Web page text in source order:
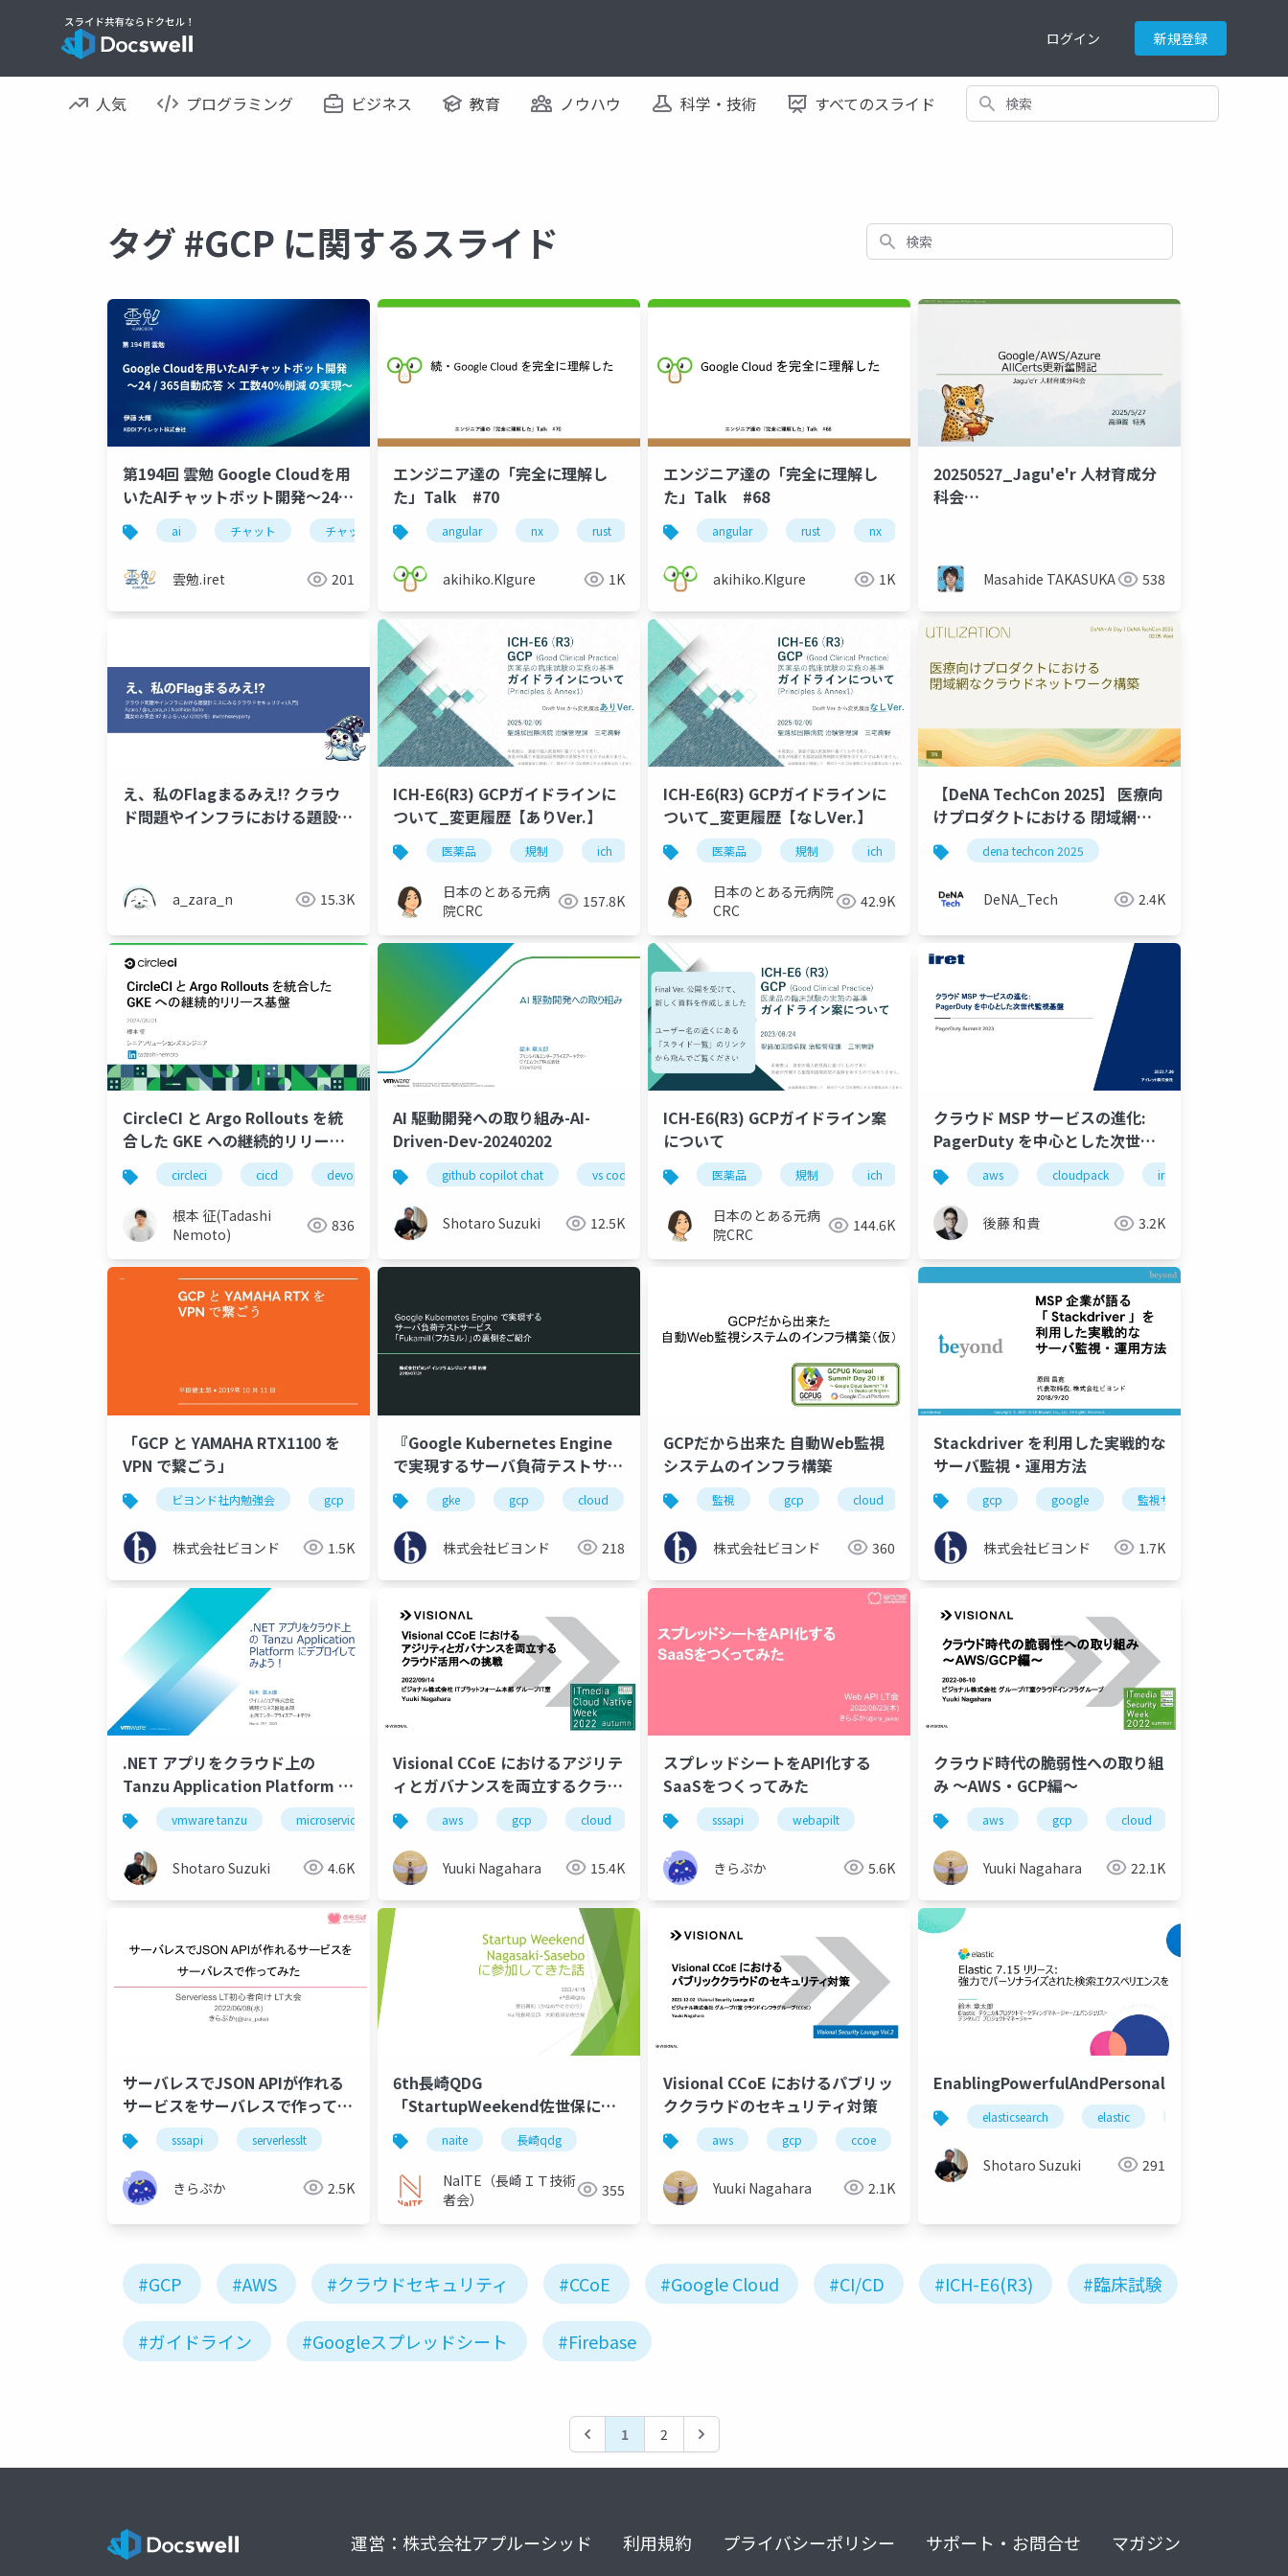
ログイン 新規登録
人気 プログラミング ビジネス 教育 ノウハウ 科学・技術 すべてのスライド 検索
タグ #GCP に関するスライド 検索
第194回 雲勉 Google Cloudを用
いたAIチャットボット開発〜24 /
365自動応答 × 工数40%削減 の
実現〜
ai チャット チャットbot chatbot ノウハウ googlecloud gcp 改善
雲勉.iret 201
エンジニア達の「完全に理解し
た」Talk #70
angular nx rust gcp firebase
akihiko.KIgure 1K
エンジニア達の「完全に理解し
た」Talk #68
angular rust nx
akihiko.KIgure 1K
20250527_Jagu'e'r 人材育成分
科会
Masahide TAKASUKA 538
え、私のFlagまるみえ!? クラウ
ド問題やインフラにおける題設計
いん! (2025冬)
a_zara_n 15.3K
ICH-E6(R3) GCPガイドラインに
ついて_変更履歴【ありVer.】
医薬品 規制 ich gcp 臨床試験 ガイドライン
日本のとある元病
院CRC
157.8K
ICH-E6(R3) GCPガイドラインに
ついて_変更履歴【なしVer.】
医薬品 規制 ich gcp 臨床試験 ガイドライン
日本のとある元病院
CRC
42.9K
【DeNA TechCon 2025】 医療向
けプロダクトにおける 閉域網な
クラウドネットワーク構築
dena techcon 2025
DeNA_Tech 2.4K
CircleCI と Argo Rollouts を統
合した GKE への継続的リリース
基盤
circleci cicd devops kubernetes gcp gke
根本 征(Tadashi
Nemoto)
836
AI 駆動開発への取り組み-AI-
Driven-Dev-20240202
github copilot chat vs code gen ai postman locofy.ai uizard figma react
Shotaro Suzuki 12.5K
ICH-E6(R3) GCPガイドライン案
について
医薬品 規制 ich gcp 臨床試験 ガイドライン
日本のとある元病
院CRC
144.6K
クラウド MSP サービスの進化:
PagerDuty を中心とした次世代
監視基盤aws cloudpack iret
後藤 和貴 3.2K
「GCP と YAMAHA RTX1100 を
VPN で繋ごう」
ビヨンド社内勉強会 gcp
株式会社ビヨンド 1.5K
『Google Kubernetes Engine
で実現するサーバ負荷テストサー
ビス「Fukamill（フカミル）」
の裏側をご紹介』
gke gcp cloud
株式会社ビヨンド 218
GCPだから出来た 自動Web監視
システムのインフラ構築
監視 gcp cloud サーバー
株式会社ビヨンド 360
Stackdriver を利用した実戦的な
サーバ監視・運用方法
gcp google 監視サーバー
株式会社ビヨンド 1.7K
.NET アプリをクラウド上の
Tanzu Application Platform に
デプロイしてみよう！-for-.NET
Lab 20230325-fin
vmware tanzu microservices devsecops tanzu application platform .net java python node aws azure
Shotaro Suzuki 4.6K
Visional CCoE におけるアジリテ
ィとガバナンスを両立するクラウ
ド活用への挑戦
aws gcp cloud ccoe
Yuuki Nagahara 15.4K
スプレッドシートをAPI化する
SaaSをつくってみた
sssapi webapilt
きらぷか 5.6K
クラウド時代の脆弱性への取り組
み 〜AWS・GCP編〜
aws gcp cloud
Yuuki Nagahara 22.1K
サーバレスでJSON APIが作れる
サービスをサーバレスで作ってみ
た
sssapi serverlesslt
きらぷか 2.5K
6th長崎QDG
「StartupWeekend佐世保に参
加してきた」
naite 長崎qdg
NaITE（長崎ＩＴ技術
者会）
355
Visional CCoE におけるパブリッ
ククラウドのセキュリティ対策
aws gcp ccoe
Yuuki Nagahara 2.1K
elasticsearch elastic
Shotaro Suzuki 291
#GCP #AWS #クラウドセキュリティ #CCoE #Google Cloud #CI/CD #ICH-E6(R3) #臨床試験
#ガイドライン #Googleスプレッドシート #Firebase
1 2
運営：株式会社アプルーシッド 利用規約 プライバシーポリシー サポート・お問合せ マガジン